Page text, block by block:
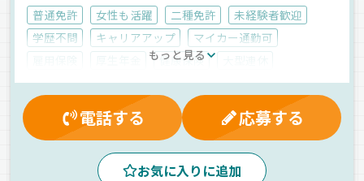
普通免許 女性も活躍 二種免許
未経験者歓迎
学歴不問
キャリアアップ
マイカー通勤可
健康保険
労災保険
資格取得制度 早朝 昼 夜
夕方
真夜中 1人1台専用車
ドライブレコーダー
カーナビ搭載 一般旅客 タクシー 正社員
もっと見る
電話する 応募する
お気に入りに追加